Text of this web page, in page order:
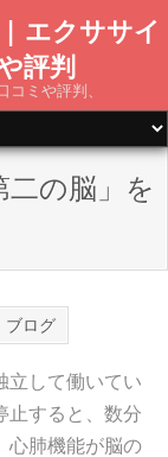
エクササイ
評判
ミや評判、
の脳」を
ブログ
立して働いてい
止すると、数分
心肺機能が脳の